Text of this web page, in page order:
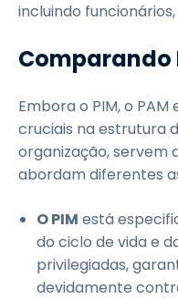
incluindo
Comparando
Embora o PIM, o
cruciais na estrutura
organização, servem
abordam diferentes
O PIM está
do ciclo de vida e
privilegiadas,
devidamente